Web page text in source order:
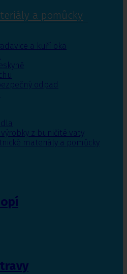
a pomůcky
a kuří oka
odpad
z buničité vaty
materiály a pomůcky